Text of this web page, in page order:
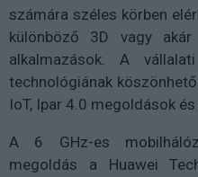
számára széles körben
különböző 3D vagy
alkalmazások. A
technológiának
IoT, Ipar 4.0 megoldások
A 6 GHz-es
megoldás a Huawei